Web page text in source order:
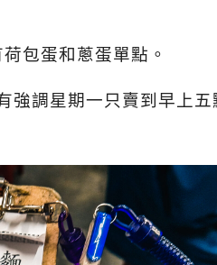
包蛋和蔥蛋單點。
強調星期一只賣到早上五